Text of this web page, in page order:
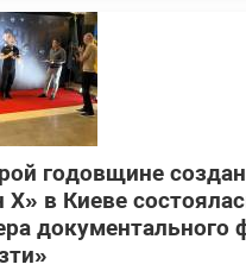
годовщине
Х» в Киеве
документального